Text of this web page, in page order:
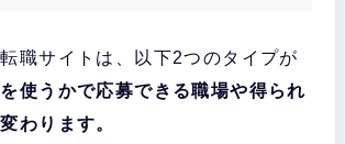
職サイトは、以下2つのタイプが
使うかで応募できる職場や得られ
わります。